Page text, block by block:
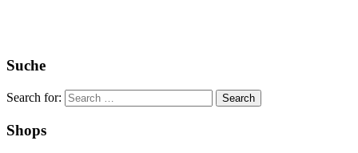
Suche
Search for:
Shops